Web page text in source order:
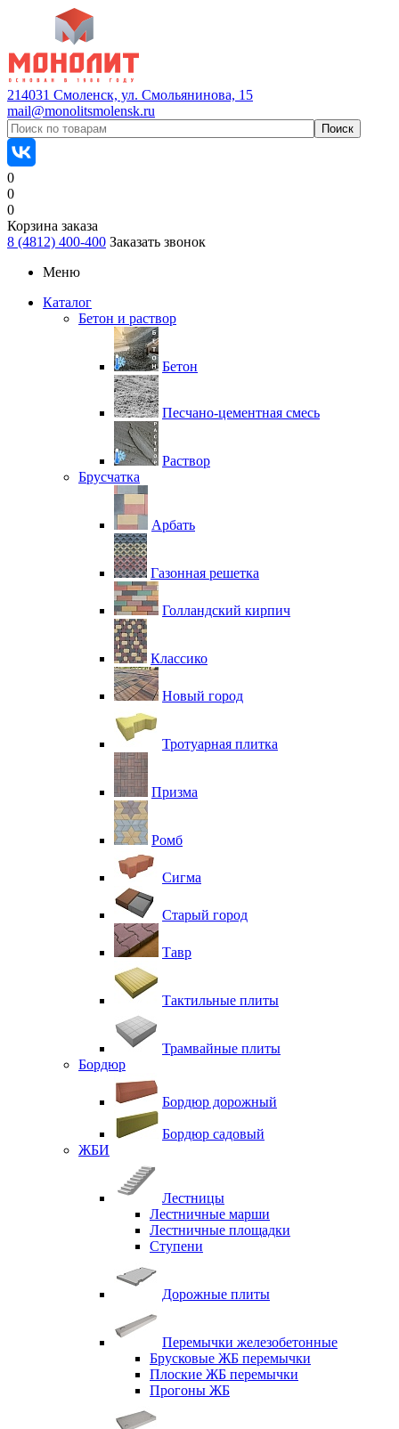
214031 Смоленск, ул. Смольянинова, 15
mail@monolitsmolensk.ru
0
0
0
Корзина заказа
8 (4812) 400-400 Заказать звонок
Меню
Каталог
Бетон и раствор
Бетон
Песчано-цементная смесь
Раствор
Брусчатка
Арбать
Газонная решетка
Голландский кирпич
Классико
Новый город
Тротуарная плитка
Призма
Ромб
Сигма
Старый город
Тавр
Тактильные плиты
Трамвайные плиты
Бордюр
Бордюр дорожный
Бордюр садовый
ЖБИ
Лестницы
Лестничные марши
Лестничные площадки
Ступени
Дорожные плиты
Перемычки железобетонные
Брусковые ЖБ перемычки
Плоские ЖБ перемычки
Прогоны ЖБ